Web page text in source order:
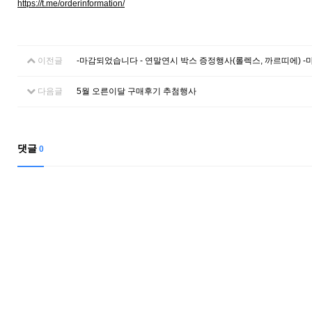
https://t.me/orderinformation/
이전글 -마감되었습니다 - 연말연시 박스 증정행사(롤렉스, 까르띠에) -
다음글 5월 오른이달 구매후기 추첨행사
댓글 0